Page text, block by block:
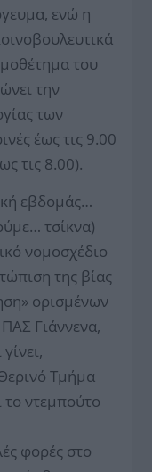
ενώ η
του
την
των
έως τις 9.00
τις 8.00).
εβδομάς…
τσίκνα)
νομοσχέδιο
της βίας
ορισμένων
Γιάννενα,
Τμήμα
το ντεμπούτο
φορές στο